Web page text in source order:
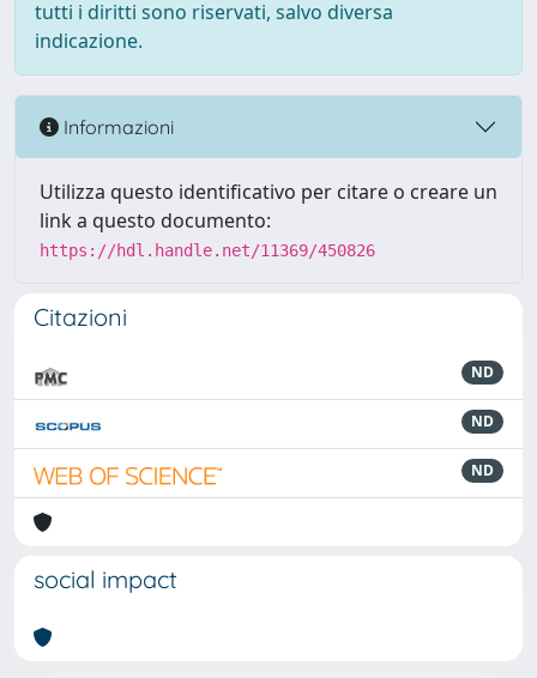
tutti i diritti sono riservati, salvo diversa
indicazione.
Informazioni
Utilizza questo identificativo per citare o creare un
link a questo documento:
https://hdl.handle.net/11369/450826
Citazioni
ND
ND
ND
social impact